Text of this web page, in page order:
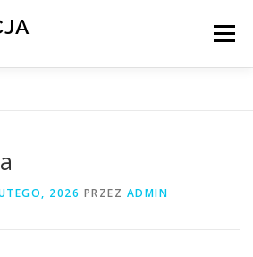
Menu
POD WARSZAWĄ
2026 PRZEZ ADMIN